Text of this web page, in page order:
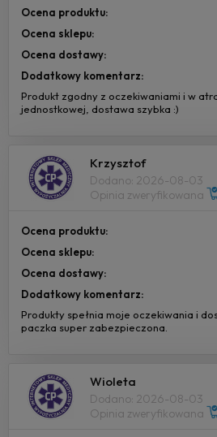
Ocena produktu:
Ocena sklepu:
Ocena dostawy:
Dodatkowy komentarz:
Produkt zgodny z oczekiwaniami i w
jednostkowej, dostawa szybka :)
Krzysztof
Dodano: 2026-08-03
Opinia zweryfikowana
Ocena produktu:
Ocena sklepu:
Ocena dostawy:
Dodatkowy komentarz:
Produkty spełnia moje oczekiwania i
paczka super zabezpieczona.
Wioleta
Dodano: 2026-08-03
Opinia zweryfikowana